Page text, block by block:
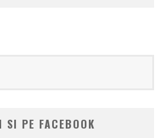
SI PE FACEBOOK